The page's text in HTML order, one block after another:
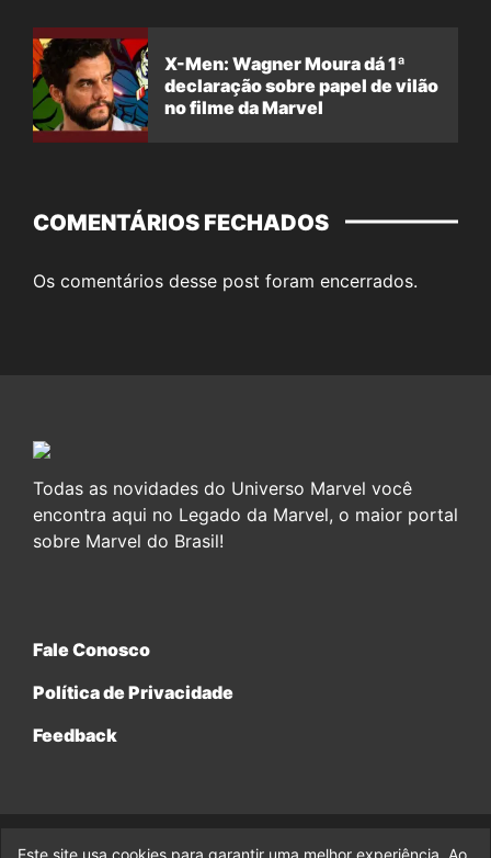
X-Men: Wagner Moura dá 1ª
declaração sobre papel de vilão
no filme da Marvel
COMENTÁRIOS FECHADOS
Os comentários desse post foram encerrados.
Todas as novidades do Universo Marvel você
encontra aqui no Legado da Marvel, o maior portal
sobre Marvel do Brasil!
Fale Conosco
Política de Privacidade
Feedback
Este site usa cookies para garantir uma melhor experiência. Ao